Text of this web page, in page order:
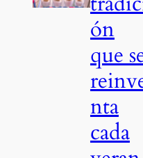
ón
que
nta
cada